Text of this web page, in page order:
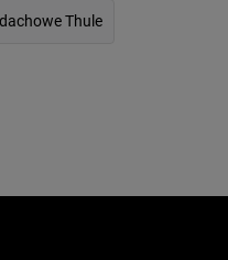
Thule